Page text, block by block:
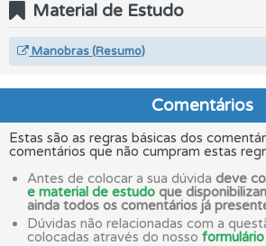
Material de Estudo
Manobras (Resumo)
Comentários
Estas são as regras básicas dos
comentários que não cumpram estas
Antes de colocar a sua dúvida deve
e material de estudo que
ainda todos os comentários já
Dúvidas não relacionadas com a
colocadas através do nosso